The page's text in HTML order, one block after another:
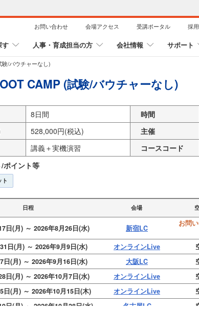
お問い合わせ 会場アクセス 受講ポータル 採
す 人事・育成担当の方 会社情報 サポート
/バウチャーなし)
CAMP (試験/バウチャーなし)
8日間 時間
528,000円(税込) 主催
講義＋実機演習 コースコード
ポイント等
ト
日程 会場
日(月) ～ 2026年8月26日(水) 新宿LC
お問
日(月) ～ 2026年9月9日(水)
オンラインLive
日(月) ～ 2026年9月16日(水)
大阪LC
日(月) ～ 2026年10月7日(水)
オンラインLive
日(月) ～ 2026年10月15日(木)
オンラインLive
日(月) ～ 2026年10月28日(水)
名古屋LC